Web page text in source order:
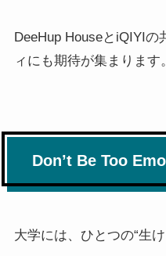
DeeHup HouseとiQIYI
ィにも期待が集まります。
Don’t Be Too
大学には、ひとつの“生け